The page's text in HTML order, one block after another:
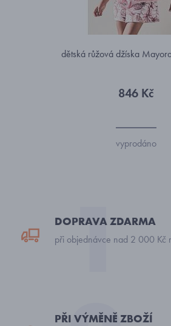
dětská růžová džíska
846 Kč
vyprodáno
DOPRAVA ZDARMA
při objednávce nad 2 000 Kč
PŘI VÝMĚNĚ ZBOŽÍ